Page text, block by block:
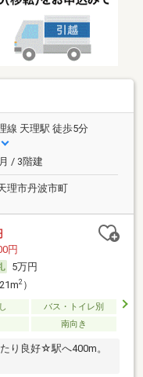
線 天理駅 徒歩5分
/ 3階建
理市丹波市町
円
5万円
2）
バス・トイレ別
南向き
り良好☆駅へ400m。